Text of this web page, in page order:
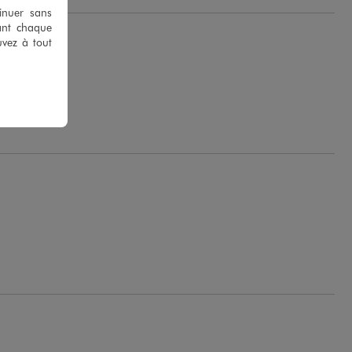
sans
chaque
à tout